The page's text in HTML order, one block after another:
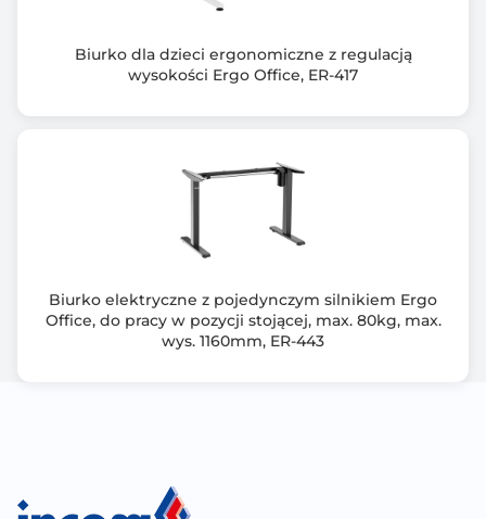
Biurko dla dzieci ergonomiczne z regulacją
wysokości Ergo Office, ER-417
Biurko elektryczne z pojedynczym silnikiem Ergo
Office, do pracy w pozycji stojącej, max. 80kg, max.
wys. 1160mm, ER-443